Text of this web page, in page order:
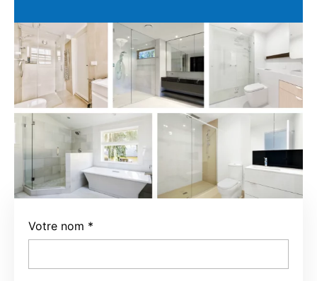
Votre nom *